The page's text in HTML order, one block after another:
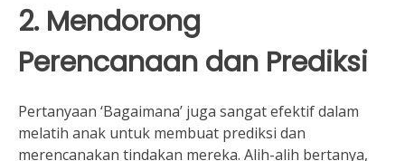
2. Mendorong
Perencanaan dan Prediksi
Pertanyaan ‘Bagaimana’ juga sangat efektif dalam
melatih anak untuk membuat prediksi dan
merencanakan tindakan mereka. Alih-alih bertanya,